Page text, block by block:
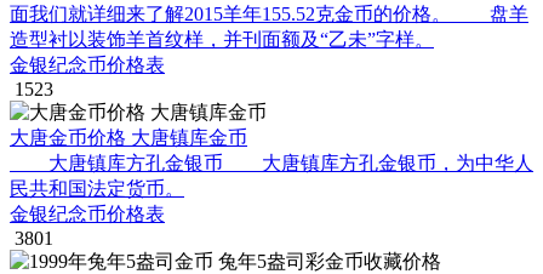
面我们就详细来了解2015羊年155.52克金币的价格。 盘羊
造型衬以装饰羊首纹样，并刊面额及“乙未”字样。
金银纪念币价格表
1523
大唐金币价格 大唐镇库金币
大唐镇库方孔金银币 大唐镇库方孔金银币，为中华人
民共和国法定货币。
金银纪念币价格表
3801